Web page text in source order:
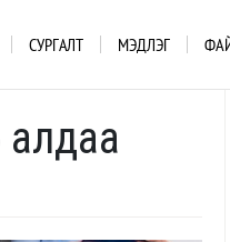
СУРГАЛТ МЭДЛЭГ